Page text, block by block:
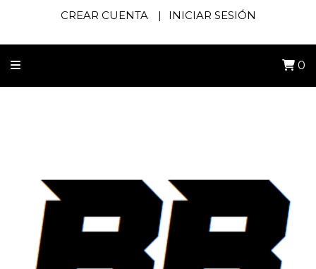
CREAR CUENTA INICIAR SESIÓN
0